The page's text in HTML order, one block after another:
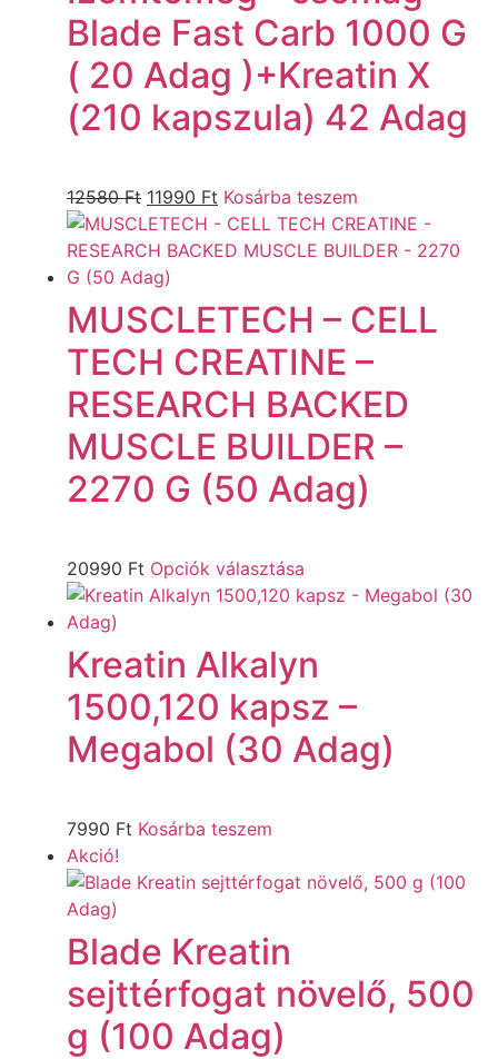
Blade Fast Carb 1000 G
( 20 Adag )+Kreatin X
(210 kapszula) 42 Adag
12580Ft 11990 Ft Kosárba teszem
MUSCLETECH – CELL
TECH CREATINE –
RESEARCH BACKED
MUSCLE BUILDER –
2270 G (50 Adag)
20990 Ft Opciók választása
Kreatin Alkalyn
1500,120 kapsz –
Megabol (30 Adag)
7990 Ft Kosárba teszem
Akció!
Blade Kreatin
sejttérfogat növelő, 500
g (100 Adag)